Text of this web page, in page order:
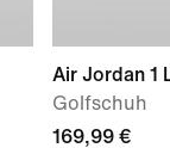
Air Jordan 1
Golfschuh
169,99 €